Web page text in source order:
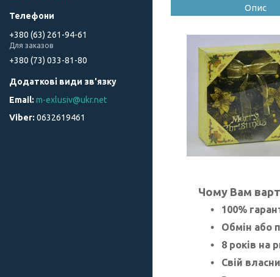
Опис
Чому Вам
100%
Обмін або
8 років на
Свій
+380 (63) 261-94-61
Для заказов
+380 (73) 033-81-80
m-exlusiv@ukr.net
0632619461